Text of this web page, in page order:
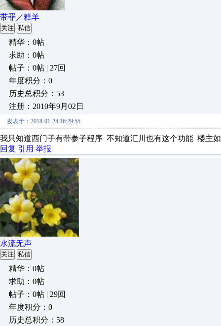
带罪／糕羊
关注 私信
精华：0帖
求助：0帖
帖子：0帖 | 27回
年度积分：0
历史总积分：53
注册：2010年9月02日
发表于：2018-01-24 16:29:55
我只知道西门子有带参子程序 不知道汇川也有这个功能 楼主
回复 引用 举报
水流无声
关注 私信
精华：0帖
求助：0帖
帖子：0帖 | 29回
年度积分：0
历史总积分：58